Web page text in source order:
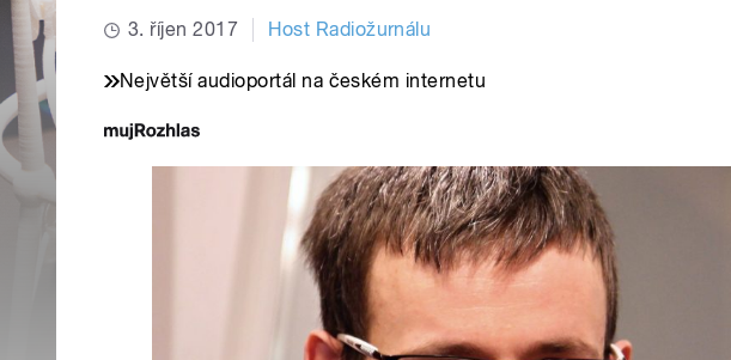
3. říjen 2017 Host Radiožurnálu
Největší audioportál na českém internetu